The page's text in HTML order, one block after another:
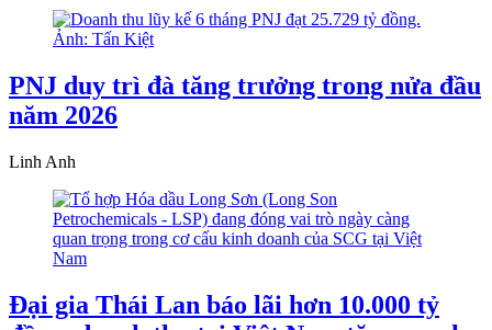
PNJ duy trì đà tăng trưởng trong nửa đầu
năm 2026
Linh Anh
Đại gia Thái Lan báo lãi hơn 10.000 tỷ